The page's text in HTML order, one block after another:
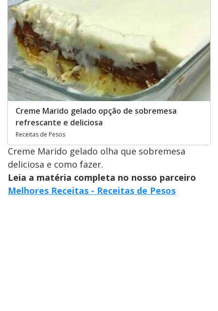
Creme Marido gelado opção de sobremesa
refrescante e deliciosa
Receitas de Pesos
Creme Marido gelado olha que sobremesa
deliciosa e como fazer.
Leia a matéria completa no nosso parceiro
Melhores Receitas - Receitas de Pesos